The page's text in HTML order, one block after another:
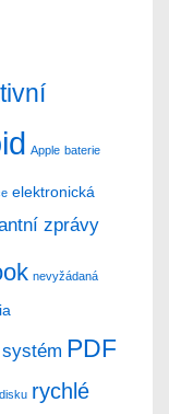
Apple baterie
elektronická
zprávy
nevyžádaná
PDF
rychlé